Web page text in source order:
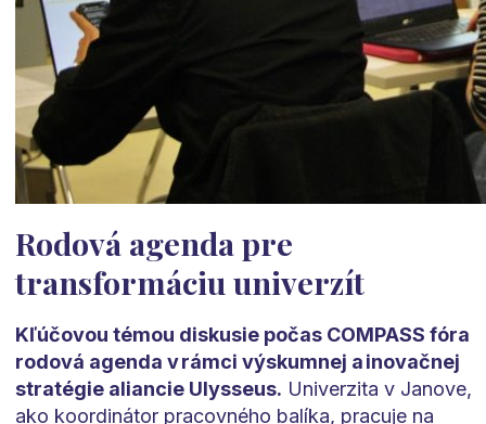
Rodová agenda pre
transformáciu univerzít
Kľúčovou témou diskusie počas COMPASS fóra
rodová agenda v rámci výskumnej a inovačnej
stratégie aliancie Ulysseus. Univerzita v Janove,
ako koordinátor pracovného balíka, pracuje na